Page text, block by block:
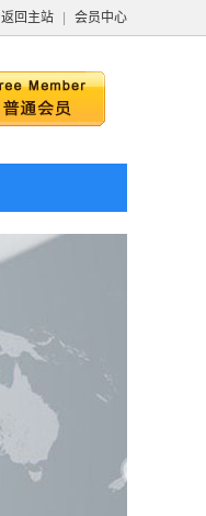
返回主站 会员中心